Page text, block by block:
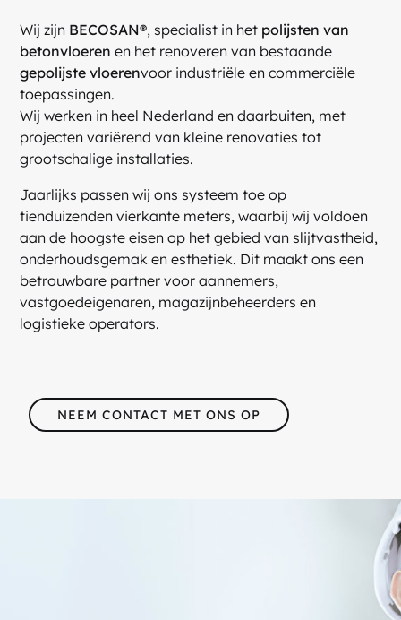
Wij zijn BECOSAN®, specialist in het polijsten van
betonvloeren en het renoveren van bestaande
gepolijste vloerenvoor industriële en commerciële
toepassingen.
Wij werken in heel Nederland en daarbuiten, met
projecten variërend van kleine renovaties tot
grootschalige installaties.
Jaarlijks passen wij ons systeem toe op
tienduizenden vierkante meters, waarbij wij voldoen
aan de hoogste eisen op het gebied van slijtvastheid,
onderhoudsgemak en esthetiek. Dit maakt ons een
betrouwbare partner voor aannemers,
vastgoedeigenaren, magazijnbeheerders en
logistieke operators.
NEEM CONTACT MET ONS OP